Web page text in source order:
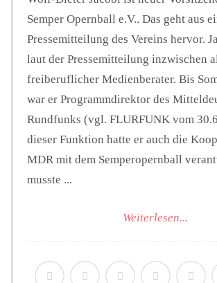
Seminare
Unterstützen
Semper Opernball e.V.. Das geht aus
Pressemitteilung des Vereins hervor.
laut der Pressemitteilung inzwischen
freiberuflicher Medienberater. Bis
war er Programmdirektor des
Rundfunks (vgl. FLURFUNK vom
dieser Funktion hatte er auch die
MDR mit dem Semperopernball
musste ...
Weiterlesen...